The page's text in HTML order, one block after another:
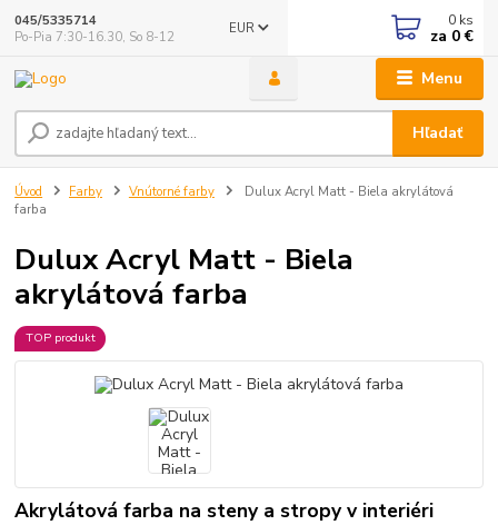
Menu
EUR
Hľadať
045/5335714
Po-Pia 7:30-16.30, So 8-12
0 ks
za 0 €
Úvod Farby Vnútorné farby
Dulux Acryl Matt - Biela akrylátová
farba
Dulux Acryl Matt - Biela
akrylátová farba
TOP produkt
Akrylátová farba na steny a stropy v interiéri